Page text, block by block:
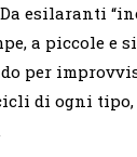
esilaranti
a piccole e
per
di ogni tipo,